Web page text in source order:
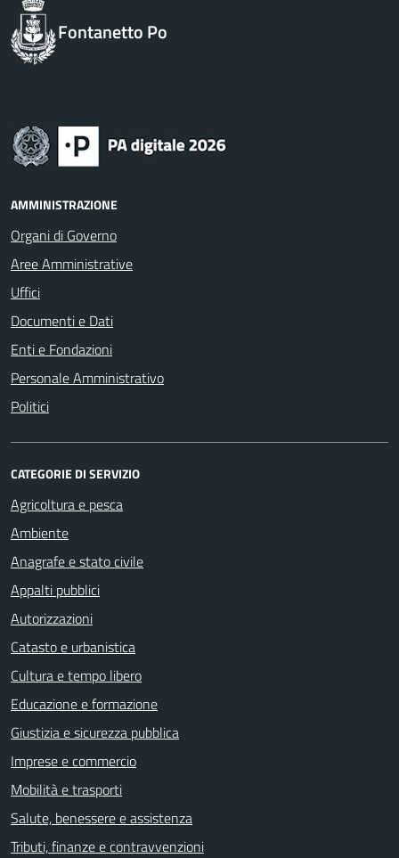
Fontanetto Po
AMMINISTRAZIONE
Organi di Governo
Aree Amministrative
Uffici
Documenti e Dati
Enti e Fondazioni
Personale Amministrativo
Politici
CATEGORIE DI SERVIZIO
Agricoltura e pesca
Ambiente
Anagrafe e stato civile
Appalti pubblici
Autorizzazioni
Catasto e urbanistica
Cultura e tempo libero
Educazione e formazione
Giustizia e sicurezza pubblica
Imprese e commercio
Mobilità e trasporti
Salute, benessere e assistenza
Tributi, finanze e contravvenzioni